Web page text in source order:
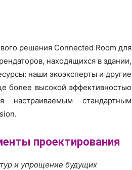
решения Connected Room для
находящихся в здании,
наши экоэксперты и другие
более высокой эффективностью
настраиваемым стандартным
проектирования
и упрощение будущих